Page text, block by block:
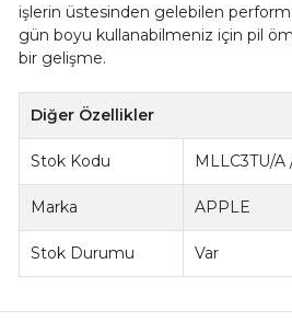
işlerin üstesinden gelebilen
gün boyu kullanabilmeniz için pil
bir gelişme.
Diğer Özellikler
Stok Kodu MLLC3TU/A
Marka APPLE
Stok Durumu Var